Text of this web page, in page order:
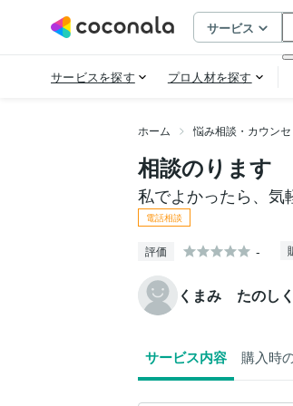
ホーム 悩み相談・カウン
相談のります
私でよかったら、気
電話相談
評価 -
くまみ たのし
サービス内容 購入時